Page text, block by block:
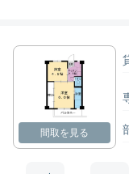
間取を見る